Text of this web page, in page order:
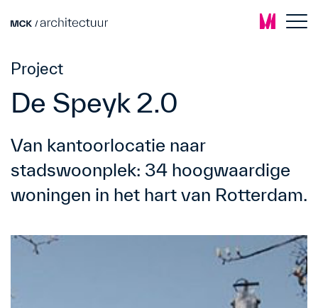
Project
De Speyk 2.0
Van kantoorlocatie naar
stadswoonplek: 34 hoogwaardige
woningen in het hart van Rotterdam.